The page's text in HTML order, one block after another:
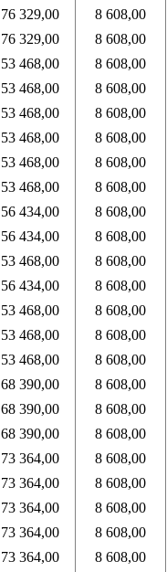
76 329,00 8 608,00
76 329,00 8 608,00
53 468,00 8 608,00
53 468,00 8 608,00
53 468,00 8 608,00
53 468,00 8 608,00
53 468,00 8 608,00
53 468,00 8 608,00
56 434,00 8 608,00
56 434,00 8 608,00
53 468,00 8 608,00
56 434,00 8 608,00
53 468,00 8 608,00
53 468,00 8 608,00
53 468,00 8 608,00
68 390,00 8 608,00
68 390,00 8 608,00
68 390,00 8 608,00
73 364,00 8 608,00
73 364,00 8 608,00
73 364,00 8 608,00
73 364,00 8 608,00
73 364,00 8 608,00